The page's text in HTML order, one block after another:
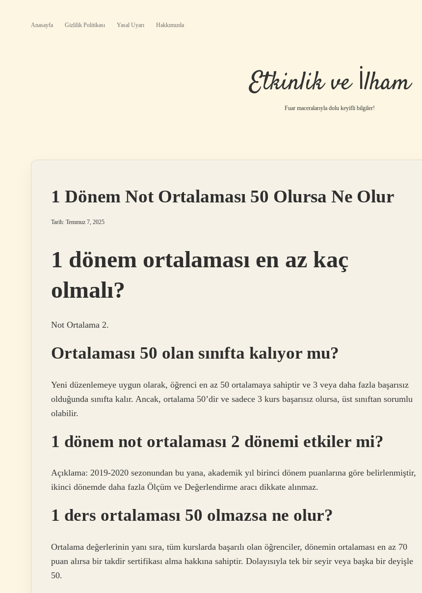
Anasayfa Gizlilik Politikası Yasal Uyarı Hakkımızda
Etkinlik ve İlham
Fuar maceralarıyla dolu keyifli bilgiler!
1 Dönem Not Ortalaması 50 Olursa Ne Olur
Tarih: Temmuz 7, 2025
1 dönem ortalaması en az kaç
olmalı?
Not Ortalama 2.
Ortalaması 50 olan sınıfta kalıyor mu?
Yeni düzenlemeye uygun olarak, öğrenci en az 50 ortalamaya sahiptir ve 3 veya daha fazla başarısız
olduğunda sınıfta kalır. Ancak, ortalama 50’dir ve sadece 3 kurs başarısız olursa, üst sınıftan sorumlu
olabilir.
1 dönem not ortalaması 2 dönemi etkiler mi?
Açıklama: 2019-2020 sezonundan bu yana, akademik yıl birinci dönem puanlarına göre belirlenmiştir,
ikinci dönemde daha fazla Ölçüm ve Değerlendirme aracı dikkate alınmaz.
1 ders ortalaması 50 olmazsa ne olur?
Ortalama değerlerinin yanı sıra, tüm kurslarda başarılı olan öğrenciler, dönemin ortalaması en az 70
puan alırsa bir takdir sertifikası alma hakkına sahiptir. Dolayısıyla tek bir seyir veya başka bir deyişle
50.